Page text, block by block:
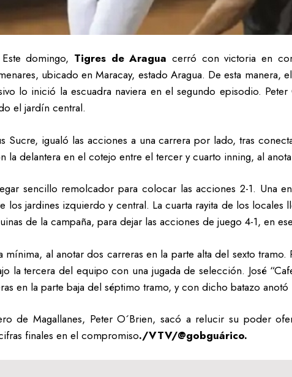
Este domingo, Tigres de Aragua cerró con victoria en
ubicado en Maracay, estado Aragua. De esta
lo inició la escuadra naviera en el segundo episodio.
el jardín central.
Sucre, igualó las acciones a una carrera por lado, tras
la delantera en el cotejo entre el tercer y cuarto inning, al
sencillo remolcador para colocar las acciones 2-1. Una
jardines izquierdo y central. La cuarta rayita de los
de la campaña, para dejar las acciones de juego 4-1, en
al anotar dos carreras en la parte alta del sexto
la tercera del equipo con una jugada de selección. José
en la parte baja del séptimo tramo, y con dicho batazo
de Magallanes, Peter O´Brien, sacó a relucir su poder
finales en el compromiso./VTV/@gobguárico.